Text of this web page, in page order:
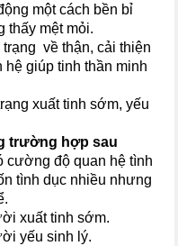
một cách bền bỉ
thấy mệt mỏi.
về thận, cải thiện
giúp tinh thần minh
xuất tinh sớm, yếu
trường hợp sau
cường độ quan hệ tình
tình dục nhiều nhưng
xuất tinh sớm.
yếu sinh lý.